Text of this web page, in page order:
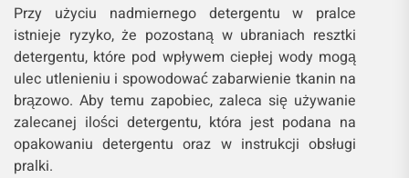
Przy użyciu nadmiernego detergentu w pralce
istnieje ryzyko, że pozostaną w ubraniach resztki
detergentu, które pod wpływem ciepłej wody mogą
ulec utlenieniu i spowodować zabarwienie tkanin na
brązowo. Aby temu zapobiec, zaleca się używanie
zalecanej ilości detergentu, która jest podana na
opakowaniu detergentu oraz w instrukcji obsługi
pralki.